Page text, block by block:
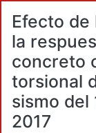
Efecto de
la
concreto
torsional
sismo del
2017